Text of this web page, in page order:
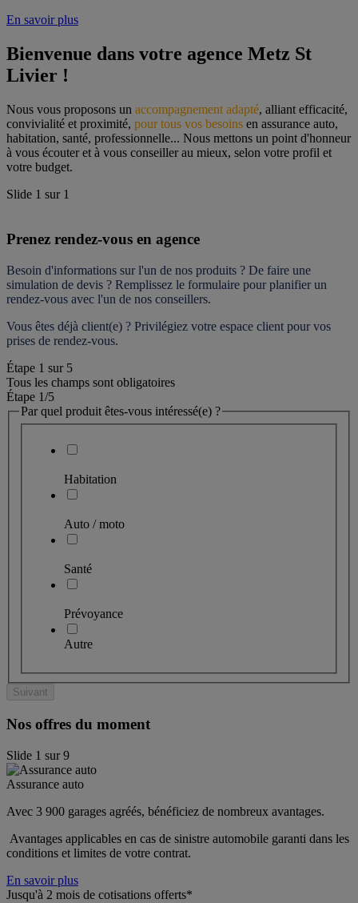
En savoir plus
Bienvenue dans votre agence Metz St
Livier !
Nous vous proposons un accompagnement adapté, alliant efficacité,
convivialité et proximité, pour tous vos besoins en assurance auto,
habitation, santé, professionnelle... Nous mettons un point d'honneur
à vous écouter et à vous conseiller au mieux, selon votre profil et
votre budget.
Slide 1 sur 1
Prenez rendez-vous en agence
Besoin d'informations sur l'un de nos produits ? De faire une
simulation de devis ? Remplissez le formulaire pour planifier un
rendez-vous avec l'un de nos conseillers.
Vous êtes déjà client(e) ? Privilégiez votre espace client pour vos
prises de rendez-vous.
Étape 1 sur 5
Tous les champs sont obligatoires
Étape 1/5
Par quel produit êtes-vous intéressé(e) ?
Habitation
Auto / moto
Santé
Prévoyance
Autre
Suivant
Nos offres du moment
Slide 1 sur9
Assurance auto
Avec 3 900 garages agréés, bénéficiez de nombreux avantages.
Avantages applicables en cas de sinistre automobile garanti dans les
conditions et limites de votre contrat.
En savoir plus
Jusqu'à 2 mois de cotisations offerts*